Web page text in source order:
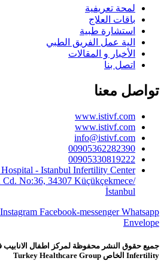
لمحة تعريفية
باقات العلاج
استشارة طبية
الية عمل الفريق الطبي
الأخبار و المقالات
اتصل بنا
تواصل معنا
www.istivf.com
www.istivf.com
info@istivf.com
00905362282390
00905330819222
- Istanbul Infertility Center
No:36, 34307 Küçükçekmece/
İstanbul
Instagram Facebook-messenger Whatsapp
Envelope
Infertility الخاص Turkey Healthcare Group